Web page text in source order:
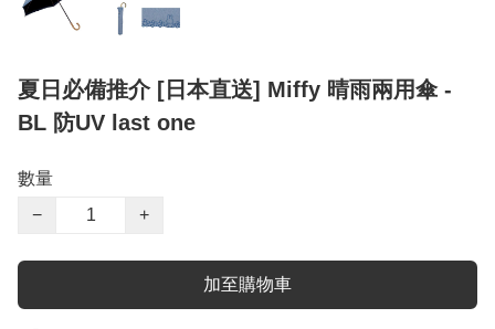
夏日必備推介 [日本直送] Miffy 晴雨兩用傘 -
BL 防UV last one
數量
−
+
加至購物車